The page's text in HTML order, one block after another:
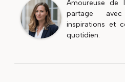
Amoureuse de
partage
inspirations et
quotidien.